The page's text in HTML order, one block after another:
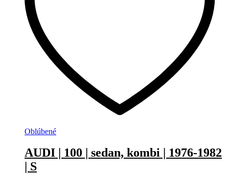
Oblúbené
AUDI | 100 | sedan, kombi | 1976-1982
| S